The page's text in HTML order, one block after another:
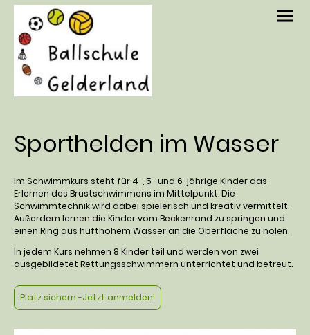
Sporthelden im Wasser
Im Schwimmkurs steht für 4-, 5- und 6-jährige Kinder das
Erlernen des Brustschwimmens im Mittelpunkt. Die
Schwimmtechnik wird dabei spielerisch und kreativ vermittelt.
Außerdem lernen die Kinder vom Beckenrand zu springen und
einen Ring aus hüfthohem Wasser an die Oberfläche zu holen.
In jedem Kurs nehmen 8 Kinder teil und werden von zwei
ausgebildetet Rettungsschwimmern unterrichtet und betreut.
Platz sichern -Jetzt anmelden!